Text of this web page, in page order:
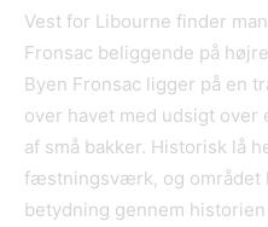
Vest for Libourne finder
Fronsac beliggende på
Byen Fronsac ligger på en
over havet med udsigt
af små bakker. Historisk lå
fæstningsværk, og området
betydning gennem